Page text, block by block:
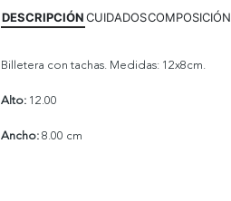
DESCRIPCIÓNCUIDADOSCOMPOSICIÓN
Billetera con tachas. Medidas: 12x8cm.
Alto: 12.00
Ancho: 8.00 cm